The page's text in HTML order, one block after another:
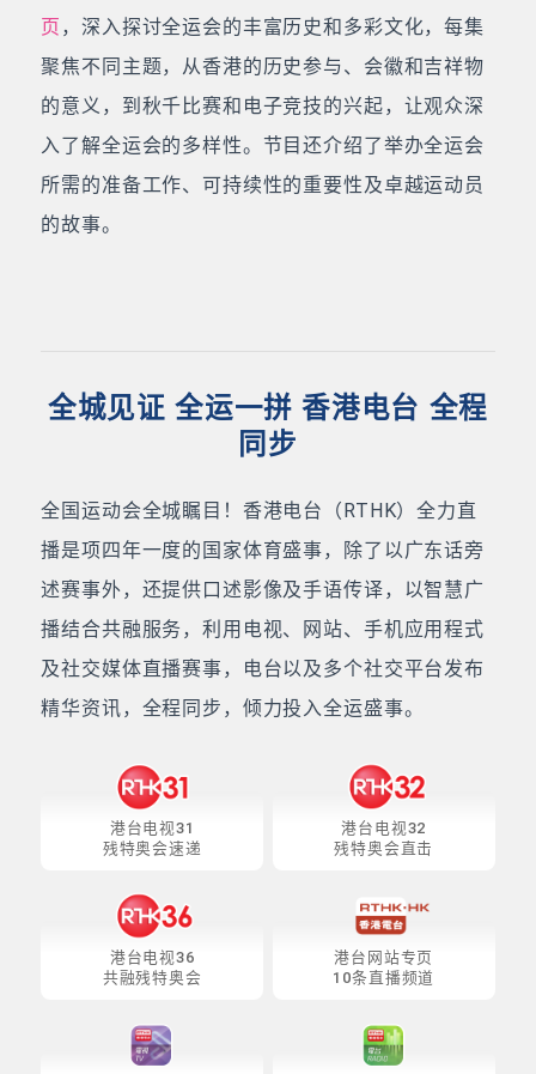
页 ，深入探讨全运会的丰富历史和多彩文化，每集
聚焦不同主题，从香港的历史参与、会徽和吉祥物
的意义，到秋千比赛和电子竞技的兴起，让观众深
入了解全运会的多样性。节目还介绍了举办全运会
所需的准备工作、可持续性的重要性及卓越运动员
的故事。
全城见证 全运一拼 香港电台 全程
同步
全国运动会全城瞩目！香港电台（RTHK）全力直
播是项四年一度的国家体育盛事，除了以广东话旁
述赛事外，还提供口述影像及手语传译，以智慧广
播结合共融服务，利用电视、网站、手机应用程式
及社交媒体直播赛事，电台以及多个社交平台发布
精华资讯，全程同步，倾力投入全运盛事。
港台电视31
残特奥会速递
港台电视32
残特奥会直击
港台电视36
共融残特奥会
港台网站专页
10条直播频道